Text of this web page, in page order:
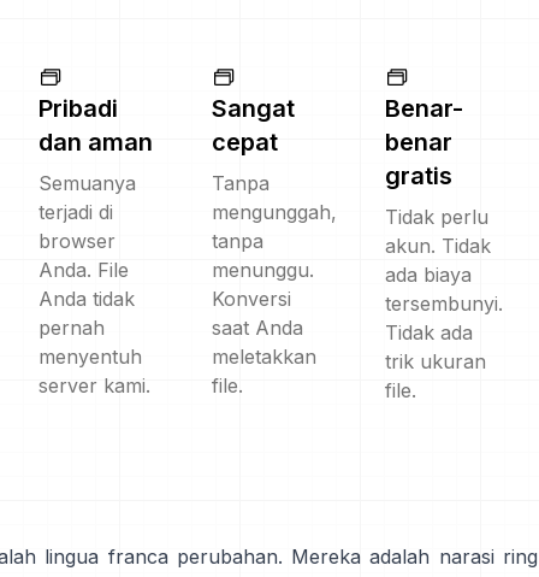
Pribadi
dan aman
Semuanya
terjadi di
browser
Anda. File
Anda tidak
pernah
menyentuh
server kami.
Sangat
cepat
Tanpa
mengunggah,
tanpa
menunggu.
Konversi
saat Anda
meletakkan
file.
Benar-
benar
gratis
Tidak perlu
akun. Tidak
ada biaya
tersembunyi.
Tidak ada
trik ukuran
file.
lingua franca perubahan. Mereka adalah narasi